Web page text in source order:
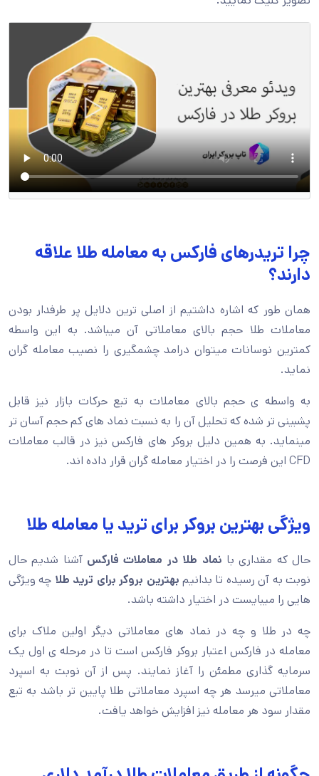
چرا تریدرهای فارکس به معامله طلا علاقه
دارند؟
همان طور که اشاره داشتیم از اصلی ترین دلایل پر طرفدار بودن
معاملات طلا حجم بالای معاملاتی آن میباشد. به این واسطه
کمترین نوسانات میتوان درامد چشمگیری را نصیب معامله گران
نماید.
به واسطه ی حجم بالای معاملات به تبع حرکات بازار نیز قابل
پشبینی تر شده که تحلیل آن را به نسبت نماد های کم حجم آسان تر
مینماید. به همین دلیل بروکر های فارکس نیز در قالب معاملات
CFD این فرصت را در اختیار معامله گران قرار داده اند.
ویژگی بهترین بروکر برای ترید یا معامله طلا
حال که مقداری با نماد طلا در معاملات فارکسآشنا شدیم حال
نوبت به آن رسیده تا بدانیم بهترین بروکر برای ترید طلا چه ویژگی
هایی را میبایست در اختیار داشته باشد.
چه در طلا و چه در نماد های معاملاتی دیگر اولین ملاک برای
معامله در فارکس اعتبار بروکر فارکس است تا در مرحله ی اول یک
سرمایه گذاری مطمئن را آغاز نمایند. پس از آن نوبت به اسپرد
معاملاتی میرسد هر چه اسپرد معاملاتی طلا پایین تر باشد به تبع
مقدار سود هر معامله نیز افزایش خواهد یافت.